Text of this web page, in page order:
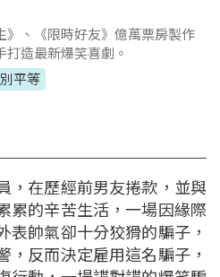
、《限時好友》億萬票房製作
打造最新爆笑喜劇。
平等
，在歷經前男友捲款，並與
累的辛苦生活，一場因緣際
表帥氣卻十分狡猾的騙子，
，反而決定雇用這名騙子，